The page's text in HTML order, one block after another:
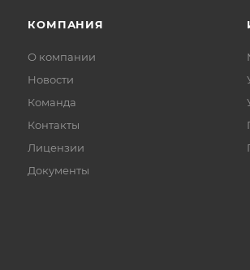
КОМПАНИЯ
О компании
Новости
Команда
Контакты
Лицензии
Документы